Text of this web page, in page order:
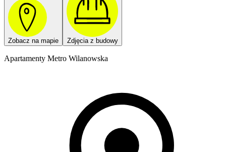
Zobacz na mapie Zdjęcia z budowy
Apartamenty Metro Wilanowska